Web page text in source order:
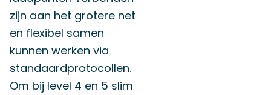
zijn aan het grotere net
en flexibel samen
kunnen werken via
standaardprotocollen.
Om bij level 4 en 5 slim